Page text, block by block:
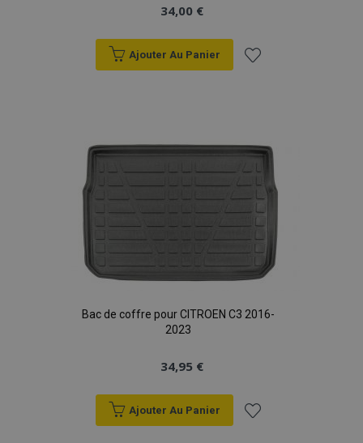
34,00 €
Ajouter Au Panier
liste
d'achats
Bac de coffre pour CITROEN C3 2016-
2023
34,95 €
Ajouter Au Panier